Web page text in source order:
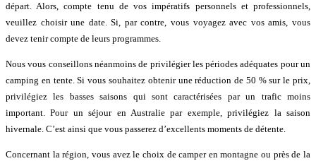
départ. Alors, compte tenu de vos impératifs personnels et professionnels,
veuillez choisir une date. Si, par contre, vous voyagez avec vos amis, vous
devez tenir compte de leurs programmes.
Nous vous conseillons néanmoins de privilégier les périodes adéquates pour un
camping en tente. Si vous souhaitez obtenir une réduction de 50 % sur le prix,
privilégiez les basses saisons qui sont caractérisées par un trafic moins
important. Pour un séjour en Australie par exemple, privilégiez la saison
hivernale. C’est ainsi que vous passerez d’excellents moments de détente.
Concernant la région, vous avez le choix de camper en montagne ou près de la